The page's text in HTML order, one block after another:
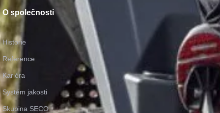
O společnosti
Historie
Reference
Kariéra
Systém jakosti
Skupina SECO